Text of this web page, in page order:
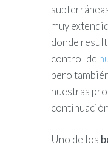
muy
donde
control de
pero
nuestras
Uno de los